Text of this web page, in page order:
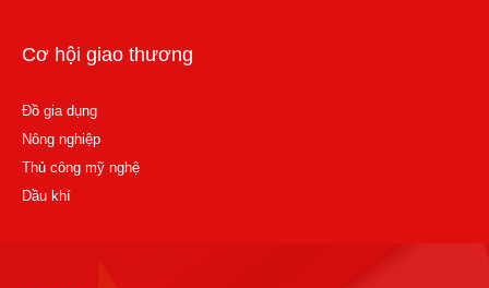
Cơ hội giao thương
Đồ gia dụng
Nông nghiệp
Thủ công mỹ nghệ
Dầu khí